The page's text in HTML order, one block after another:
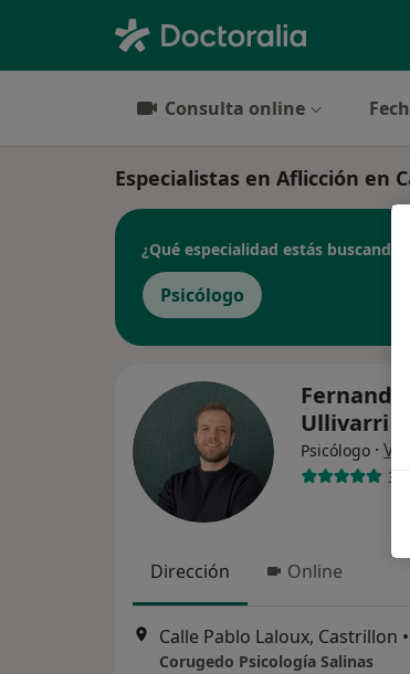
Consulta online
Especialistas en Aflicción en
¿Qué especialidad estás buscando?
Psicólogo
Ullivarri
Psicólogo ·
33
Dirección Online
Calle Pablo Laloux, Castrillon •
Corugedo Psicología Salinas